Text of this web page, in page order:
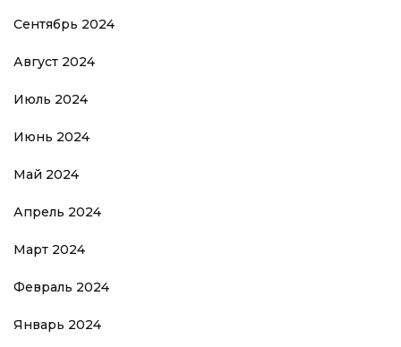
Сентябрь 2024
Август 2024
Июль 2024
Июнь 2024
Май 2024
Апрель 2024
Март 2024
Февраль 2024
Январь 2024